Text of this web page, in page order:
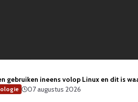
gebruiken ineens volop Linux en dit is
07 augustus 2026